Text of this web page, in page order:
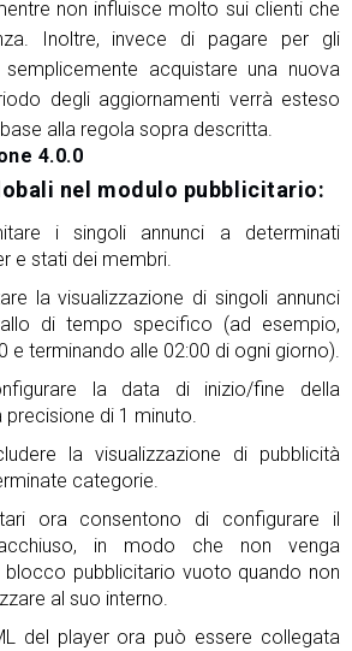
non influisce molto sui clienti che
Inoltre, invece di pagare per gli
semplicemente acquistare una nuova
degli aggiornamenti verrà esteso
alla regola sopra descritta.
4.0.0
nel modulo pubblicitario:
i singoli annunci a determinati
e stati dei membri.
la visualizzazione di singoli annunci
di tempo specifico (ad esempio,
e terminando alle 02:00 di ogni giorno).
la data di inizio/fine della
precisione di 1 minuto.
la visualizzazione di pubblicità
categorie.
ora consentono di configurare il
in modo che non venga
blocco pubblicitario vuoto quando non
al suo interno.
del player ora può essere collegata